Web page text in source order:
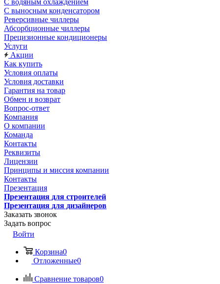
С водяным охлаждением
С выносным конденсатором
Реверсивные чиллеры
Абсорбционные чиллеры
Прецизионные кондиционеры
Услуги
Акции
Как купить
Условия оплаты
Условия доставки
Гарантия на товар
Обмен и возврат
Вопрос-ответ
Компания
О компании
Команда
Контакты
Реквизиты
Лицензии
Принципы и миссия компании
Контакты
Презентация
Презентация для строителей
Презентация для дизайнеров
Заказать звонок
Задать вопрос
Войти
Корзина0
Отложенные0
Сравнение товаров0